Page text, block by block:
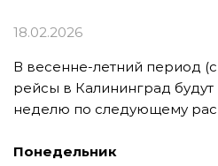
18.02.2026
В весенне-летний период
рейсы в Калининград будут
неделю по следующему
Понедельник